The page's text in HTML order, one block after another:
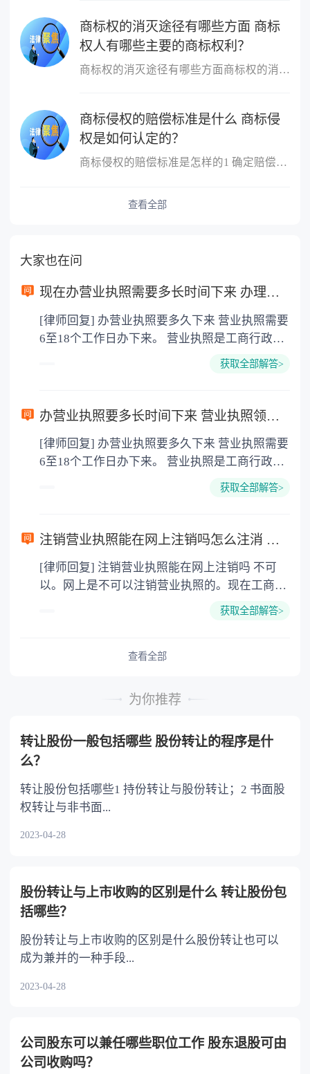
商标权的消灭途径有哪些方面 商标
权人有哪些主要的商标权利？
商标权的消灭途径有哪些方面商标权的消灭或丧失是商标权依据一定的...
商标侵权的赔偿标准是什么 商标侵
权是如何认定的？
商标侵权的赔偿标准是怎样的1 确定赔偿数额的标准（1）侵犯商标专...
查看全部
大家也在问
现在办营业执照需要多长时间下来 办理营业执照需要什么材料？
[律师回复] 办营业执照要多久下来 营业执照需要
6至18个工作日办下来。 营业执照是工商行政管
理机关发给工商企业、个体经营者的准许从事某
负责人、资金数额、经济成分、经营范围、经营
和副本，二者具有相同的法律效力。正本应当置
于公司住所或营业场所的醒目位置，营业执照不
得伪造、涂改、出租、出借、转让。没有营业执
行不予开立帐户。 办理营业执照需要什么材料
的公司设立登记申请书； 2.全体股东签署的公司
章程； 3.法人股东资格证明或者自然人股东身份
获取全部解答>
办营业执照要多长时间下来 营业执照领取后还要干什么？
[律师回复] 办营业执照要多久下来 营业执照需要
6至18个工作日办下来。 营业执照是工商行政管
理机关发给工商企业、个体经营者的准许从事某
负责人、资金数额、经济成分、经营范围、经营
和副本，二者具有相同的法律效力。正本应当置
于公司住所或营业场所的醒目位置，营业执照不
得伪造、涂改、出租、出借、转让。没有营业执
行不予开立帐户。 营业执照领取后还要干什么 1.
理：公司公章、财务章、合同章、法人代表章、
本户 公司注册完成后，需要办理银行基本户开
户。基本户是公司资金往来的主要账户，经营活
都可以通过这个账户来办理。每个公司只能开一
个基本户。 3.记账报税 完成公司注册后，需先办
括姓名、身份证号、联系电话）。公司成立后一
核定企业缴纳税金的种类、税率、申报税金的时
间，及企业的税务专管员。企业日后将根据税务
司注册完成后，需要在30天内到所在区域管辖的
社保局开设公司社保账户，办理《社保登记证》
及CA证书，并和社保、银行签订三方协议。之
获取全部解答>
注销营业执照能在网上注销吗怎么注消 营业执照注销需要本人去吗？
[律师回复] 注销营业执照能在网上注销吗 不可
以。网上是不可以注销营业执照的。现在工商部
门还没有开通通过互联网注销营业执照的服务，
地税局注销税务登记，再到销银行账户，最后拿
收回营业执照。个体工商户营业执照，可以直接
再刊登企业。 营业执照注销需要本人去吗 注销
己本人去的，必须要有委托书和营业执照上负责
人的身份证明与代办人的身份证明。注销个体工
的工商所办理注销手续。
获取全部解答>
查看全部
为你推荐
转让股份一般包括哪些 股份转让的程序是什
么？
转让股份包括哪些1 持份转让与股份转让；2 书面股
权转让与非书面...
2023-04-28
股份转让与上市收购的区别是什么 转让股份包
括哪些？
股份转让与上市收购的区别是什么股份转让也可以
成为兼并的一种手段...
2023-04-28
公司股东可以兼任哪些职位工作 股东退股可由
公司收购吗？